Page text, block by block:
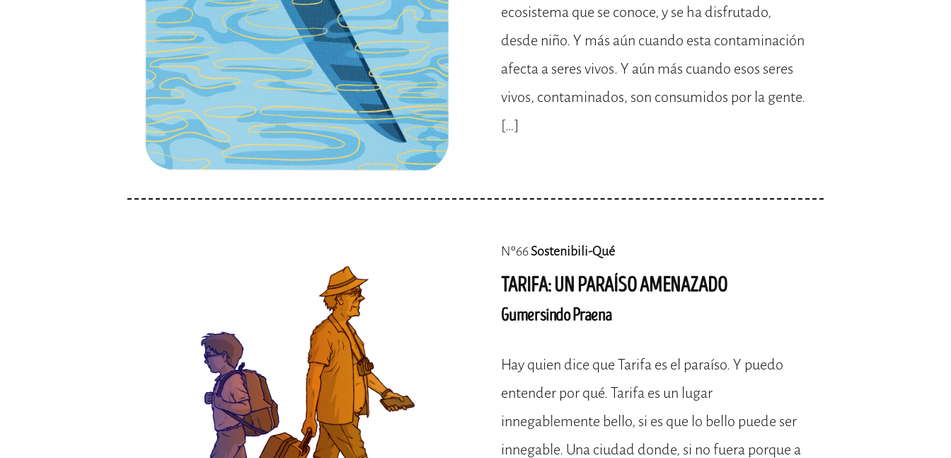
ecosistema que se conoce, y se ha disfrutado,
desde niño. Y más aún cuando esta contaminación
afecta a seres vivos. Y aún más cuando esos seres
vivos, contaminados, son consumidos por la gente.
[…]
Nº66Sostenibili-Qué
TARIFA: UN PARAÍSO AMENAZADO
Gumersindo Praena
Hay quien dice que Tarifa es el paraíso. Y puedo
entender por qué. Tarifa es un lugar
innegablemente bello, si es que lo bello puede ser
innegable. Una ciudad donde, si no fuera porque a